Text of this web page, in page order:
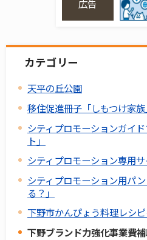
広告
カテゴリー
天平の丘公園
移住促進冊子「しもつけ家族
シティプロモーションガイ
ト」
シティプロモーション専用
シティプロモーション用パ
る？」
下野市かんぴょう料理レシ
下野ブランド力強化事業費